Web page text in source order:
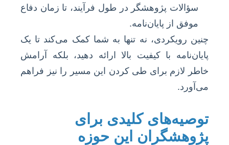
سؤالات پژوهشگر در طول فرآیند، تا زمان دفاع
موفق از پایان‌نامه.
چنین رویکردی، نه تنها به شما کمک می‌کند تا یک
پایان‌نامه با کیفیت بالا ارائه دهید، بلکه آرامش
خاطر لازم برای طی کردن این مسیر را نیز فراهم
می‌آورد.
توصیه‌های کلیدی برای
پژوهشگران این حوزه